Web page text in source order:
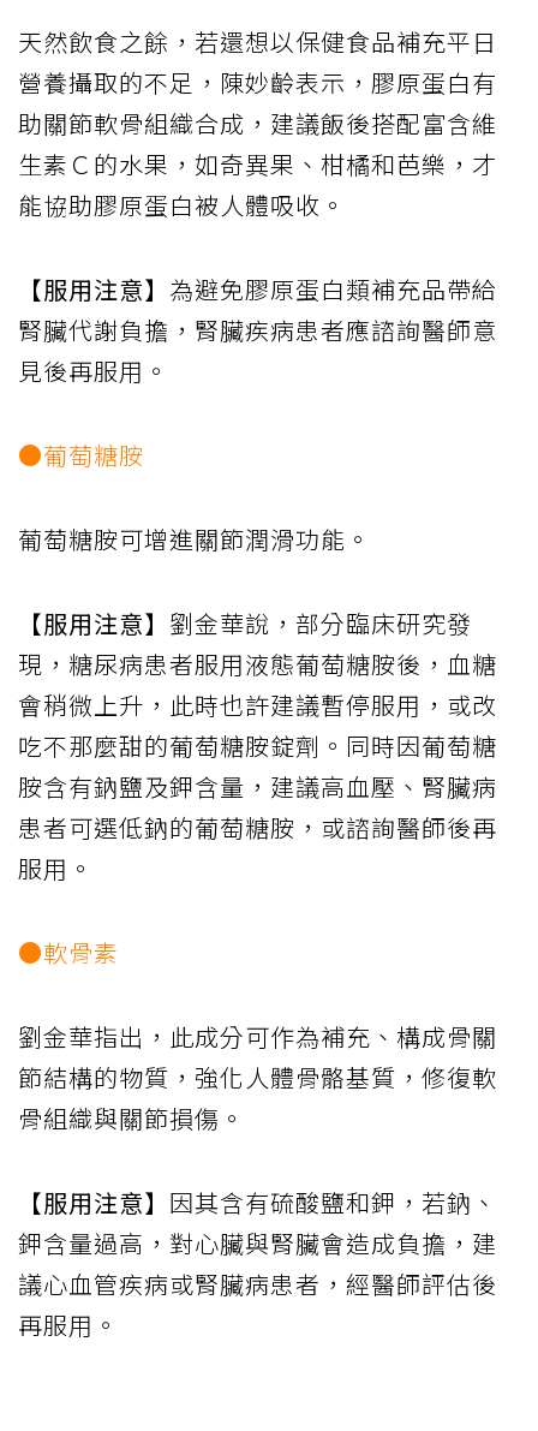
天然飲食之餘，若還想以保健食品補充平日
營養攝取的不足，陳妙齡表示，膠原蛋白有
助關節軟骨組織合成，建議飯後搭配富含維
生素Ｃ的水果，如奇異果、柑橘和芭樂，才
能協助膠原蛋白被人體吸收。
【服用注意】 為避免膠原蛋白類補充品帶給
腎臟代謝負擔，腎臟疾病患者應諮詢醫師意
見後再服用。
●葡萄糖胺
葡萄糖胺可增進關節潤滑功能。
【服用注意】 劉金華說，部分臨床研究發
現，糖尿病患者服用液態葡萄糖胺後，血糖
會稍微上升，此時也許建議暫停服用，或改
吃不那麼甜的葡萄糖胺錠劑。同時因葡萄糖
胺含有鈉鹽及鉀含量，建議高血壓、腎臟病
患者可選低鈉的葡萄糖胺，或諮詢醫師後再
服用。
●軟骨素
劉金華指出，此成分可作為補充、構成骨關
節結構的物質，強化人體骨骼基質，修復軟
骨組織與關節損傷。
【服用注意】 因其含有硫酸鹽和鉀，若鈉、
鉀含量過高，對心臟與腎臟會造成負擔，建
議心血管疾病或腎臟病患者，經醫師評估後
再服用。